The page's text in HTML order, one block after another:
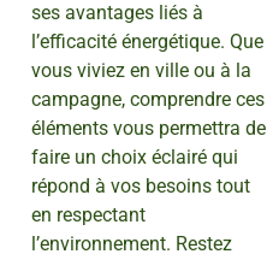
ses avantages liés à
l’efficacité énergétique. Que
vous viviez en ville ou à la
campagne, comprendre ces
éléments vous permettra de
faire un choix éclairé qui
répond à vos besoins tout
en respectant
l’environnement. Restez